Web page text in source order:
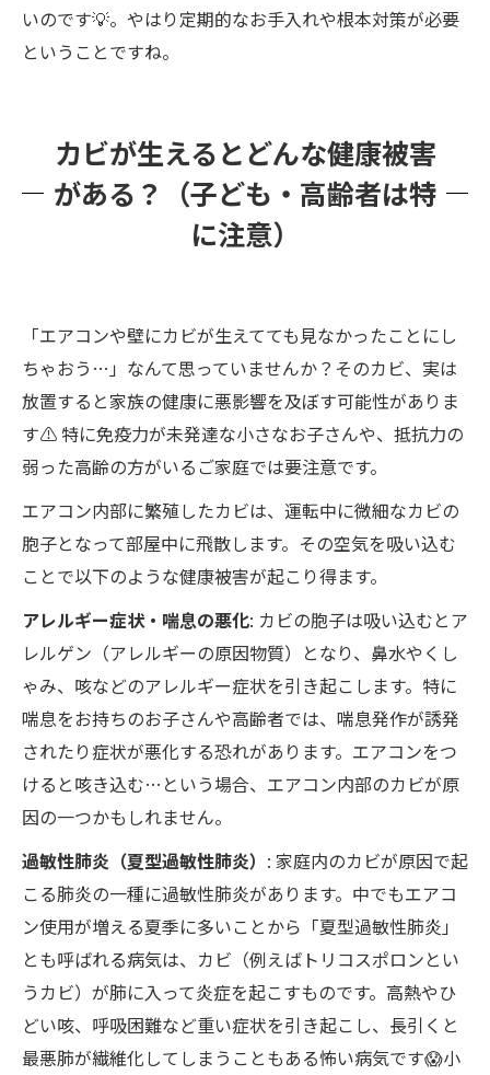
いのです💡。やはり定期的なお手入れや根本対策が必要
ということですね。
カビが生えるとどんな健康被害
がある？（子ども・高齢者は特
に注意）
「エアコンや壁にカビが生えてても見なかったことにし
ちゃおう…」なんて思っていませんか？そのカビ、実は
放置すると家族の健康に悪影響を及ぼす可能性がありま
す⚠️ 特に免疫力が未発達な小さなお子さんや、抵抗力の
弱った高齢の方がいるご家庭では要注意です。
エアコン内部に繁殖したカビは、運転中に微細なカビの
胞子となって部屋中に飛散します。その空気を吸い込む
ことで以下のような健康被害が起こり得ます。
アレルギー症状・喘息の悪化: カビの胞子は吸い込むとア
レルゲン（アレルギーの原因物質）となり、鼻水やくし
ゃみ、咳などのアレルギー症状を引き起こします。特に
喘息をお持ちのお子さんや高齢者では、喘息発作が誘発
されたり症状が悪化する恐れがあります。エアコンをつ
けると咳き込む…という場合、エアコン内部のカビが原
因の一つかもしれません。
過敏性肺炎（夏型過敏性肺炎） : 家庭内のカビが原因で起
こる肺炎の一種に過敏性肺炎があります。中でもエアコ
ン使用が増える夏季に多いことから「夏型過敏性肺炎」
とも呼ばれる病気は、カビ（例えばトリコスポロンとい
うカビ）が肺に入って炎症を起こすものです。高熱やひ
どい咳、呼吸困難など重い症状を引き起こし、長引くと
最悪肺が繊維化してしまうこともある怖い病気です😱小